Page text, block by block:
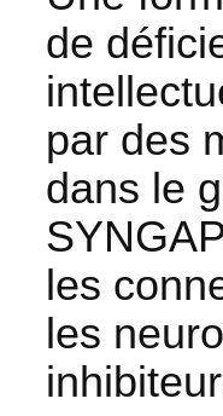
de
par des
dans le
les
les